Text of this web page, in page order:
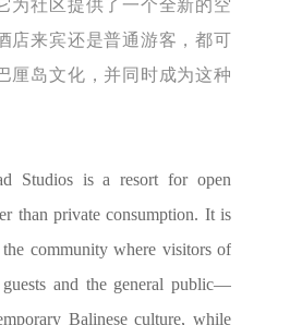
为社区提供了一个全新的空
店来宾还是普通游客，都可
厘岛文化，并同时成为这种
Studios is a resort for open
than private consumption. It is
community where visitors of
and the general public—
Balinese culture, while